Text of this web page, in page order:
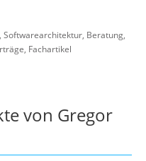
Softwarearchitektur, Beratung,
Fachartikel
von Gregor